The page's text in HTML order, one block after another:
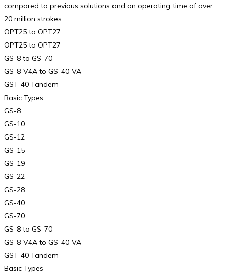
compared to previous solutions and an operating time of over
20 million strokes.
OPT25 to OPT27
OPT25 to OPT27
GS-8 to GS-70
GS-8-V4A to GS-40-VA
GST-40 Tandem
Basic Types
GS-8
GS-10
GS-12
GS-15
GS-19
GS-22
GS-28
GS-40
GS-70
GS-8 to GS-70
GS-8-V4A to GS-40-VA
GST-40 Tandem
Basic Types